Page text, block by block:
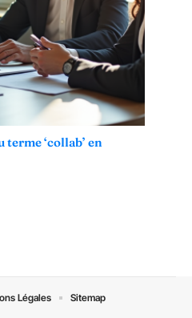
terme ‘collab’ en
Légales Sitemap